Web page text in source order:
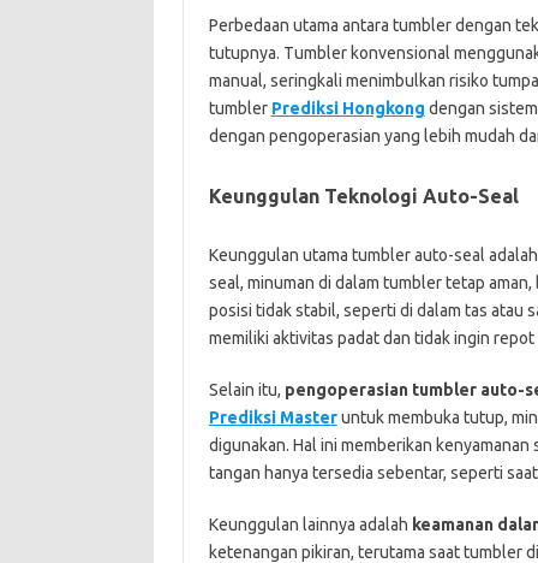
Perbedaan utama antara tumbler dengan
tutupnya. Tumbler konvensional
manual, seringkali menimbulkan risiko
tumbler Prediksi Hongkong dengan
dengan pengoperasian yang lebih mudah
Keunggulan Teknologi Auto-Seal
Keunggulan utama tumbler auto-seal adalah
seal, minuman di dalam tumbler tetap
posisi tidak stabil, seperti di dalam tas atau
memiliki aktivitas padat dan tidak ingin
Selain itu, pengoperasian tumbler auto-
Prediksi Masteruntuk membuka tutup,
digunakan. Hal ini memberikan
tangan hanya tersedia sebentar, seperti
Keunggulan lainnya adalah keamanan
ketenangan pikiran, terutama saat tumbler